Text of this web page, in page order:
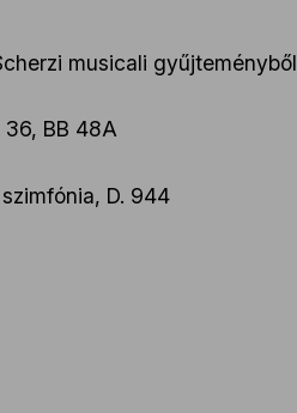
musicali gyűjteményből
36, BB 48A
D. 944